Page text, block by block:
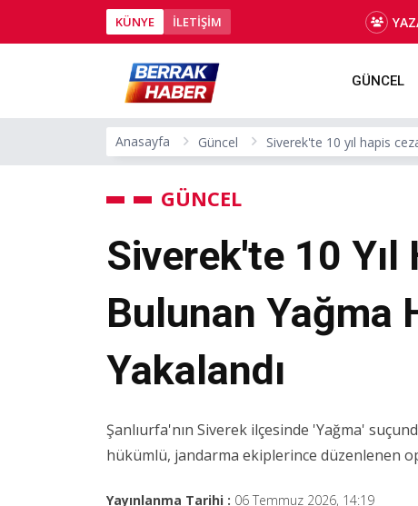
KÜNYE İLETİŞİM
GÜNCEL
Anasayfa Güncel Siverek'te 10 yıl hapis
GÜNCEL
Siverek'te 10 Yıl
Bulunan Yağma
Yakalandı
Şanlıurfa'nın Siverek ilçesinde 'Yağma'
hükümlü, jandarma ekiplerince düzenlenen
Yayınlanma Tarihi : 06 Temmuz 2026, 14:19